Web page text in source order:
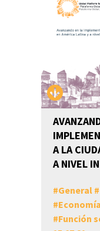
A LA
A NIVEL
#General#
#
#Función